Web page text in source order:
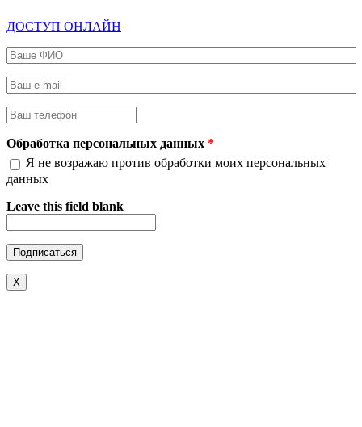
ДОСТУП ОНЛАЙН
Ваше ФИО
Ваш e-mail
Ваш телефон
Обработка персональных данных *
Я не возражаю против обработки моих персональных
данных
Leave this field blank
X